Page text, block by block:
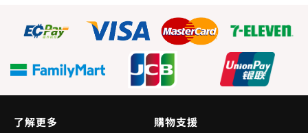
了解更多 購物支援